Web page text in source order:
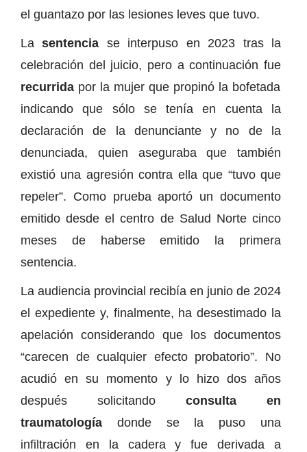
el guantazo por las lesiones leves que tuvo.
Lasentencia se interpuso en 2023 tras la
celebración del juicio, pero a continuación fue
recurrida por la mujer que propinó la bofetada
indicando que sólo se tenía en cuenta la
declaración de la denunciante y no de la
denunciada, quien aseguraba que también
existió una agresión contra ella que “tuvo que
repeler”. Como prueba aportó un documento
emitido desde el centro de Salud Norte cinco
meses de haberse emitido la primera
sentencia.
La audiencia provincial recibía en junio de 2024
el expediente y, finalmente, ha desestimado la
apelación considerando que los documentos
“carecen de cualquier efecto probatorio”. No
acudió en su momento y lo hizo dos años
después solicitando consulta en
traumatología donde se la puso una
infiltración en la cadera y fue derivada a